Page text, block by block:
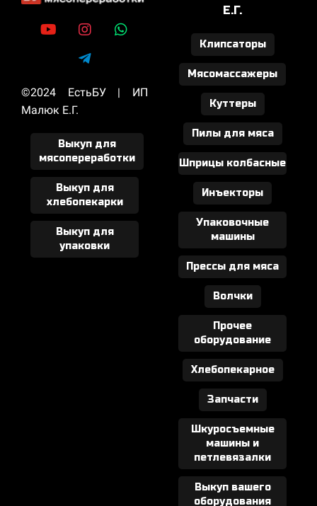
©2024 ЕстьБУ | ИП
Малюк Е.Г.
Выкуп для
мясопереработки
Выкуп для
хлебопекарки
Выкуп для
упаковки
Е.Г.
Клипсаторы
Мясомассажеры
Куттеры
Пилы для мяса
Шприцы колбасные
Инъекторы
Упаковочные
машины
Прессы для мяса
Волчки
Прочее
оборудование
Хлебопекарное
Запчасти
Шкуросъемные
машины и
петлевязалки
Выкуп вашего
оборудования